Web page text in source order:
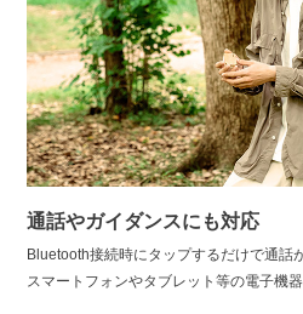
通話やガイダンスにも対応
Bluetooth接続時にタップするだけで通話
スマートフォンやタブレット等の電子機